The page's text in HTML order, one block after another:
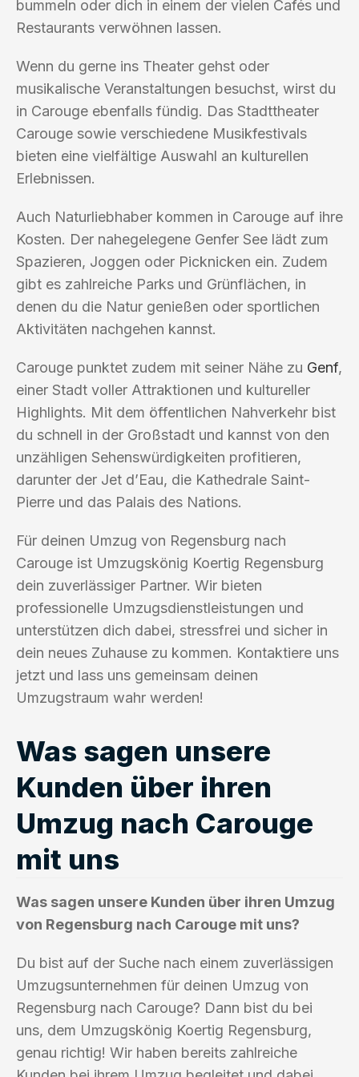
bummeln oder dich in einem der vielen Cafés und
Restaurants verwöhnen lassen.
Wenn du gerne ins Theater gehst oder
musikalische Veranstaltungen besuchst, wirst du
in Carouge ebenfalls fündig. Das Stadttheater
Carouge sowie verschiedene Musikfestivals
bieten eine vielfältige Auswahl an kulturellen
Erlebnissen.
Auch Naturliebhaber kommen in Carouge auf ihre
Kosten. Der nahegelegene Genfer See lädt zum
Spazieren, Joggen oder Picknicken ein. Zudem
gibt es zahlreiche Parks und Grünflächen, in
denen du die Natur genießen oder sportlichen
Aktivitäten nachgehen kannst.
Carouge punktet zudem mit seiner Nähe zu Genf,
einer Stadt voller Attraktionen und kultureller
Highlights. Mit dem öffentlichen Nahverkehr bist
du schnell in der Großstadt und kannst von den
unzähligen Sehenswürdigkeiten profitieren,
darunter der Jet d’Eau, die Kathedrale Saint-
Pierre und das Palais des Nations.
Für deinen Umzug von Regensburg nach
Carouge ist Umzugskönig Koertig Regensburg
dein zuverlässiger Partner. Wir bieten
professionelle Umzugsdienstleistungen und
unterstützen dich dabei, stressfrei und sicher in
dein neues Zuhause zu kommen. Kontaktiere uns
jetzt und lass uns gemeinsam deinen
Umzugstraum wahr werden!
Was sagen unsere
Kunden über ihren
Umzug nach Carouge
mit uns
Was sagen unsere Kunden über ihren Umzug
von Regensburg nach Carouge mit uns?
Du bist auf der Suche nach einem zuverlässigen
Umzugsunternehmen für deinen Umzug von
Regensburg nach Carouge? Dann bist du bei
uns, dem Umzugskönig Koertig Regensburg,
genau richtig! Wir haben bereits zahlreiche